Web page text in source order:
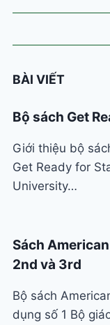
mục
BÀI VIẾT
Bộ sách Get
Giới thiệu bộ
Get Ready for
University…
Sách
2nd và 3rd
Bộ sách
dụng số 1 Bộ